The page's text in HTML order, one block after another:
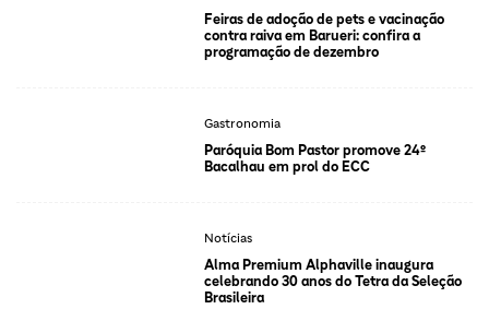
Feiras de adoção de pets e vacinação
contra raiva em Barueri: confira a
programação de dezembro
Gastronomia
Paróquia Bom Pastor promove 24º
Bacalhau em prol do ECC
Notícias
Alma Premium Alphaville inaugura
celebrando 30 anos do Tetra da Seleção
Brasileira